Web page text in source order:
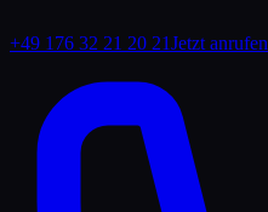
+49 176 32 21 20 21Jetzt anrufen